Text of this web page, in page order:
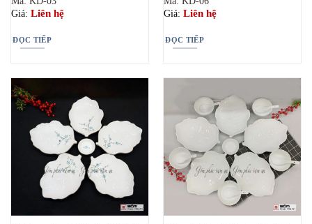
Giá: Liên hệ
ĐỌC TIẾP
Giá: Liên hệ
ĐỌC TIẾP